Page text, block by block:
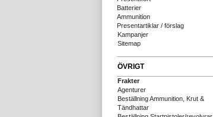
Batterier
Ammunition
Presentartiklar / förslag
Kampanjer
Sitemap
ÖVRIGT
Frakter
Agenturer
Beställning Ammunition, Krut &
Tändhattar